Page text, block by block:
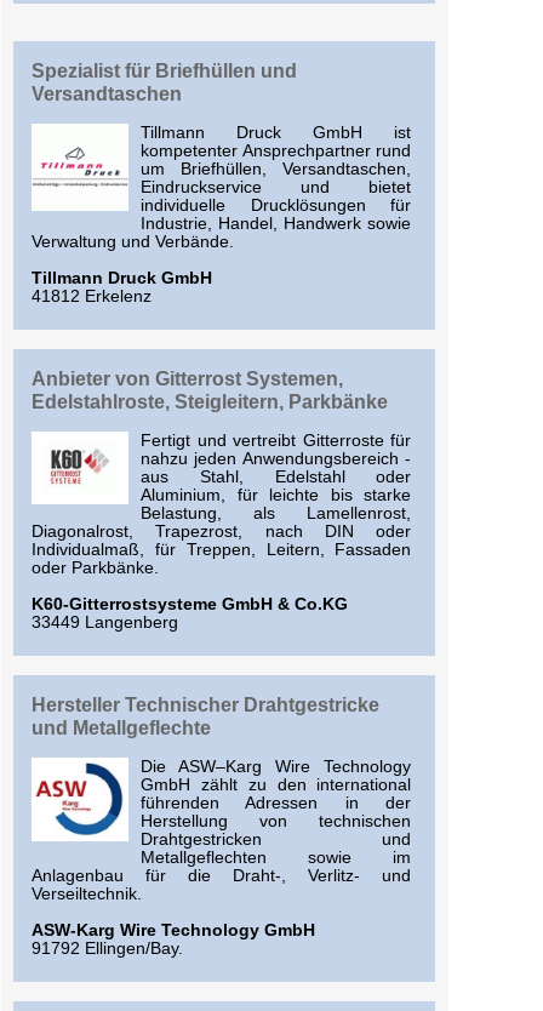
Spezialist für Briefhüllen und
Versandtaschen
Tillmann Druck GmbH ist
kompetenter Ansprechpartner rund
um Briefhüllen, Versandtaschen,
Eindruckservice und bietet
individuelle Drucklösungen für
Industrie, Handel, Handwerk sowie
Verwaltung und Verbände.
Tillmann Druck GmbH
41812 Erkelenz
Anbieter von Gitterrost Systemen,
Edelstahlroste, Steigleitern, Parkbänke
Fertigt und vertreibt Gitterroste für
nahzu jeden Anwendungsbereich -
aus Stahl, Edelstahl oder
Aluminium, für leichte bis starke
Belastung, als Lamellenrost,
Diagonalrost, Trapezrost, nach DIN oder
Individualmaß, für Treppen, Leitern, Fassaden
oder Parkbänke.
K60-Gitterrostsysteme GmbH & Co.KG
33449 Langenberg
Hersteller Technischer Drahtgestricke
und Metallgeflechte
Die ASW–Karg Wire Technology
GmbH zählt zu den international
führenden Adressen in der
Herstellung von technischen
Drahtgestricken und
Metallgeflechten sowie im
Anlagenbau für die Draht-, Verlitz- und
Verseiltechnik.
ASW-Karg Wire Technology GmbH
91792 Ellingen/Bay.